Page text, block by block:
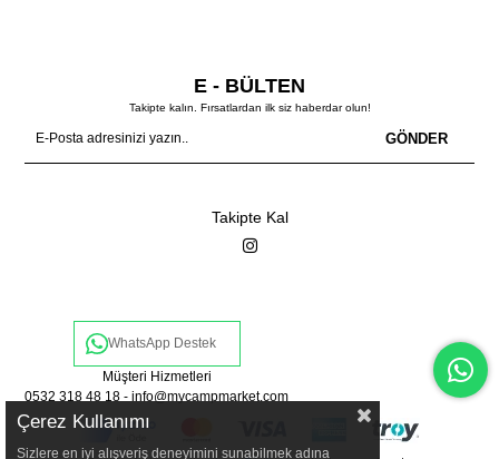
E - BÜLTEN
Takipte kalın. Fırsatlardan ilk siz haberdar olun!
GÖNDER
Takipte Kal
WhatsApp Destek
Müşteri Hizmetleri
0532 318 48 18 -info@mycampmarket.com
Çerez Kullanımı
Sizlere en iyi alışveriş deneyimini sunabilmek adına